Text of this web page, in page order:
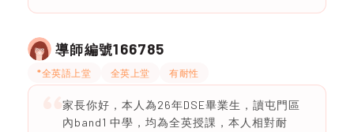
導師編號166785
*全英語上堂 全英上堂 有耐性
家長你好，本人為26年DSE畢業生，讀屯門區
內band1 中學，均為全英授課，本人相對耐